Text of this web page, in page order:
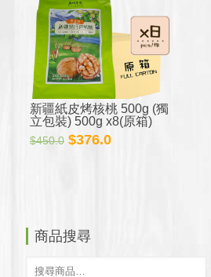
新疆紙皮烤核桃 500g (獨
立包裝) 500g x8(原箱)
$450.0 原
$376.0目
商品搜尋